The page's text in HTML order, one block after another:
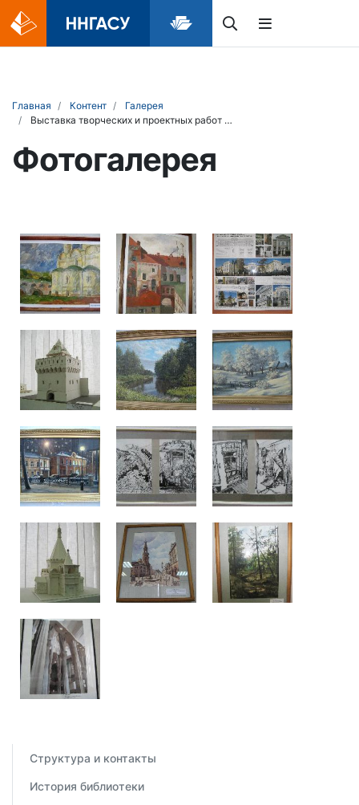
Главная Контент
Галерея
Выставка творческих и проектных работ архитекторов-реставраторов кафедры истории архитектуры и архитектурного проектирования посвященная 60-летнему юбилею профессора С.М. Шумилкина
Фотогалерея
Структура и контакты
История библиотеки